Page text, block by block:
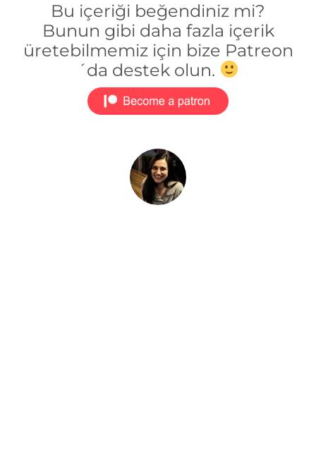
Bu içeriği beğendiniz mi?
Bunun gibi daha fazla içerik
üretebilmemiz için bize Patreon
´da destek olun.